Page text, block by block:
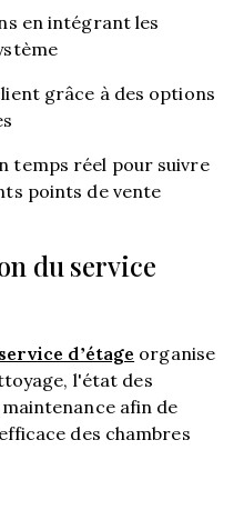
en intégrant les
grâce à des options
temps réel pour suivre
points de vente
du service
d’étage organise
l'état des
afin de
des chambres